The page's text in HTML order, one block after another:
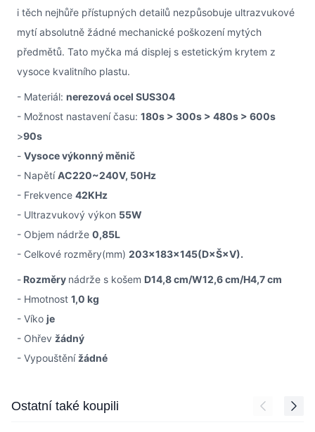
i těch nejhůře přístupných detailů nezpůsobuje ultrazvukové
mytí absolutně žádné mechanické poškození mytých
předmětů. Tato myčka má displej s estetickým krytem z
vysoce kvalitního plastu.
- Materiál: nerezová ocel SUS304
- Možnost nastavení času: 180s > 300s > 480s > 600s
>90s
- Vysoce výkonný měnič
- NapětíAC220~240V, 50Hz
- Frekvence 42KHz
- Ultrazvukový výkon 55W
- Objem nádrže 0,85L
- Celkové rozměry(mm) 203x183x145(D×Š×V).
- Rozměry nádrže s košem D14,8 cm/W12,6 cm/H4,7 cm
- Hmotnost 1,0 kg
- Víko je
- Ohřev žádný
- Vypouštění žádné
Press to skip carousel
Ostatní také koupili